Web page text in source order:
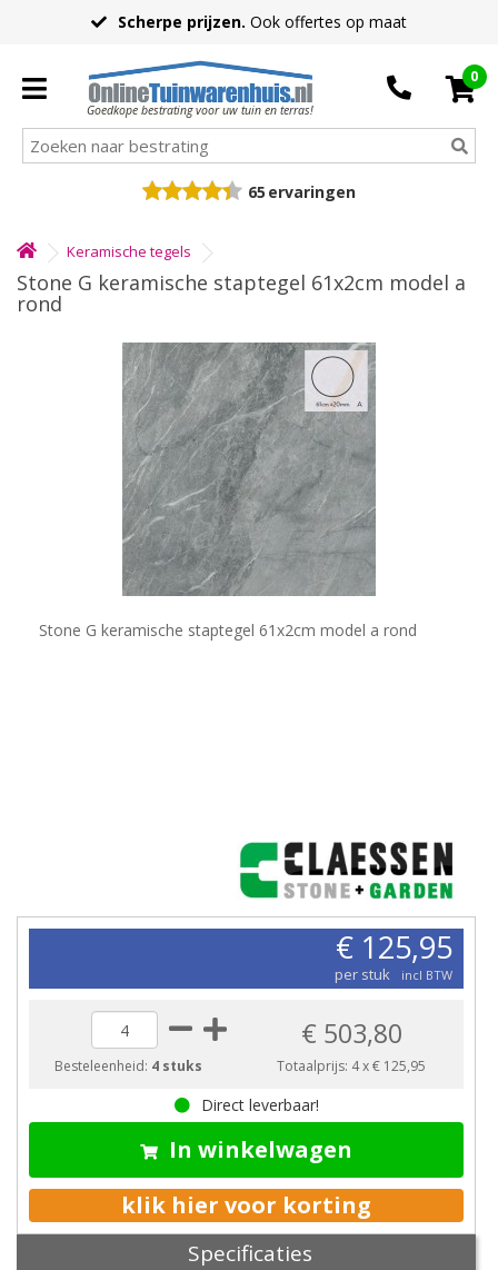
Scherpe prijzen. Ook offertes op maat
Goedkope bestrating voor uw tuin en terras!
0
65 ervaringen
Keramische tegels
Stone G keramische staptegel 61x2cm model a
rond
Stone G keramische staptegel 61x2cm model a rond
€ 125,95
per stuk incl BTW
Besteleenheid: 4 stuks
€ 503,80
Totaalprijs: 4x€ 125,95
Direct leverbaar!
In winkelwagen
klik hier voor korting
Specificaties